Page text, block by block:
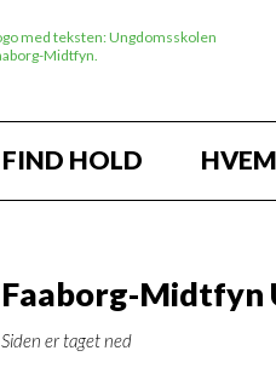
FIND HOLD
Faaborg-Midtfyn
Siden er taget ned